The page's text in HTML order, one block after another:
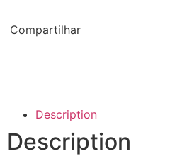
Compartilhar
Description
Description